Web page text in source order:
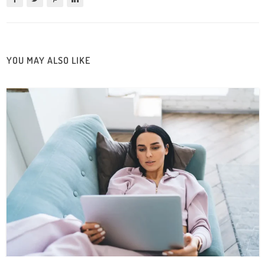
YOU MAY ALSO LIKE